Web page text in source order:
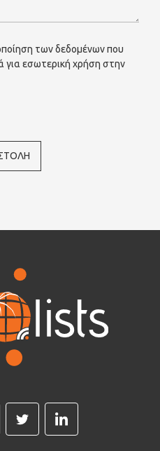
των δεδομένων που
για εσωτερική χρήση στην